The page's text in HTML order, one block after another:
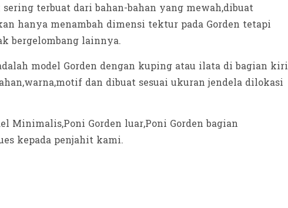
terbuat dari bahan-bahan yang mewah,dibuat
hanya menambah dimensi tektur pada Gorden tetapi
bergelombang lainnya.
model Gorden dengan kuping atau ilata di bagian kiri
dan dibuat sesuai ukuran jendela dilokasi
Minimalis,Poni Gorden luar,Poni Gorden bagian
kepada penjahit kami.